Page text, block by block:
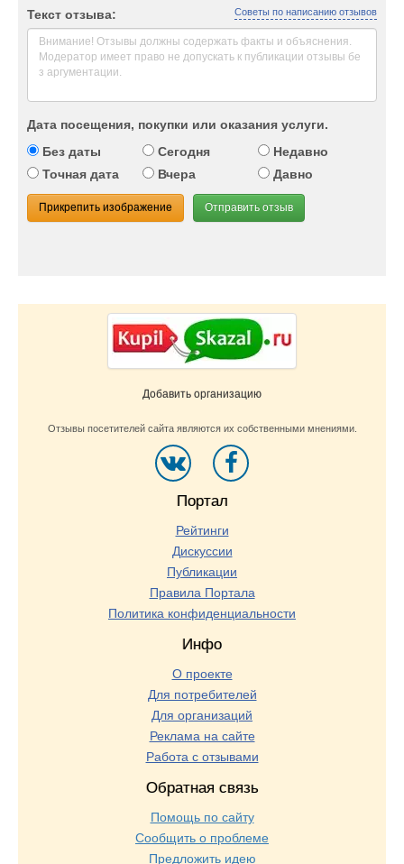
Текст отзыва: Советы по написанию отзывов
Дата посещения, покупки или оказания услуги.
Без даты
Сегодня
Недавно
Точная дата
Вчера Давно
Прикрепить изображение Отправить отзыв
Добавить организацию
Отзывы посетителей сайта являются их собственными мнениями.
Портал
Рейтинги
Дискуссии
Публикации
Правила Портала
Политика конфиденциальности
Инфо
О проекте
Для потребителей
Для организаций
Реклама на сайте
Работа с отзывами
Обратная связь
Помощь по сайту
Сообщить о проблеме
Предложить идею